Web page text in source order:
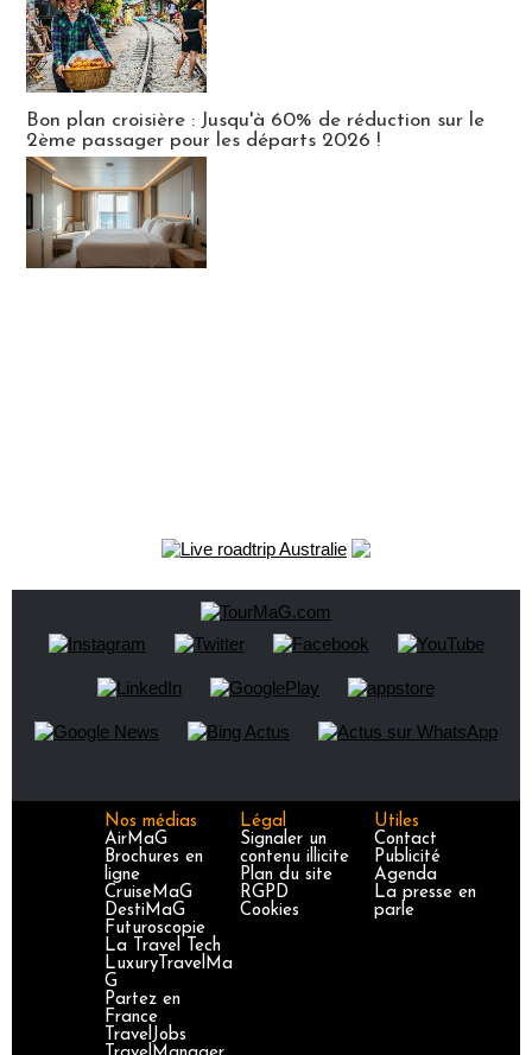
Bon plan croisière : Jusqu'à 60% de réduction sur le
2ème passager pour les départs 2026 !
Nos médias
AirMaG
Brochures en
ligne
CruiseMaG
DestiMaG
Futuroscopie
La Travel Tech
LuxuryTravelMa
G
Partez en
France
TravelJobs
Légal
Signaler un
contenu illicite
Plan du site
RGPD
Cookies
Utiles
Contact
Publicité
Agenda
La presse en
parle